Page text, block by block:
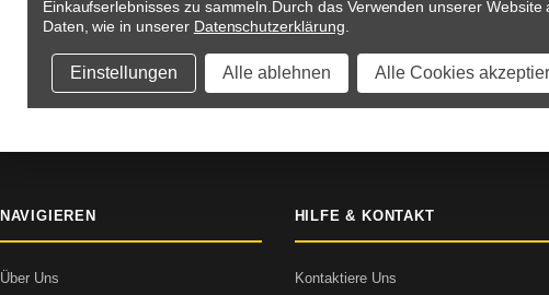
NAVIGIEREN
Über Uns
HILFE & KONTAKT
Kontaktiere Uns
Einkaufserlebnisses zu sammeln. Durch das Verwenden unserer
Daten, wie in unserer Datenschutzerklärung
Einstellungen Alle ablehnen Alle Cookies